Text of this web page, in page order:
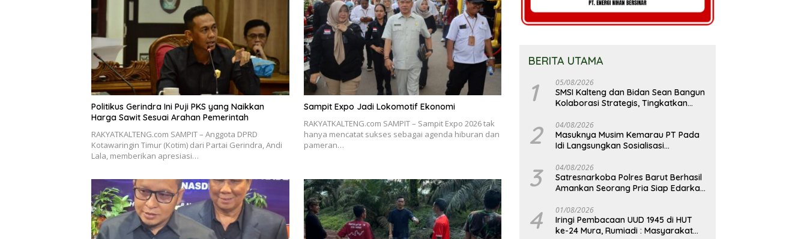
Politikus Gerindra Ini Puji PKS yang Naikkan
Harga Sawit Sesuai Arahan Pemerintah
RAKYATKALTENG.com SAMPIT – Anggota DPRD
Kotawaringin Timur (Kotim) dari Partai Gerindra, Andi
Lala, memberikan apresiasi…
Sampit Expo Jadi Lokomotif Ekonomi
RAKYATKALTENG.com SAMPIT – Sampit Expo 2026 tak
hanya mencatat sukses sebagai agenda hiburan dan
pameran…
BERITA UTAMA
1 05/08/2026
SMSI Kalteng dan Bidan Sean Bangun
Kolaborasi Strategis, Tingkatkan
2 04/08/2026
Masuknya Musim Kemarau PT Pada
Idi Langsungkan Sosialisasi
3 04/08/2026
Satresnarkoba Polres Barut Berhasil
Amankan Seorang Pria Siap Edarkan
Gram
4 01/08/2026
Iringi Pembacaan UUD 1945 di HUT
ke-24 Mura, Rumiadi : Masyarakat